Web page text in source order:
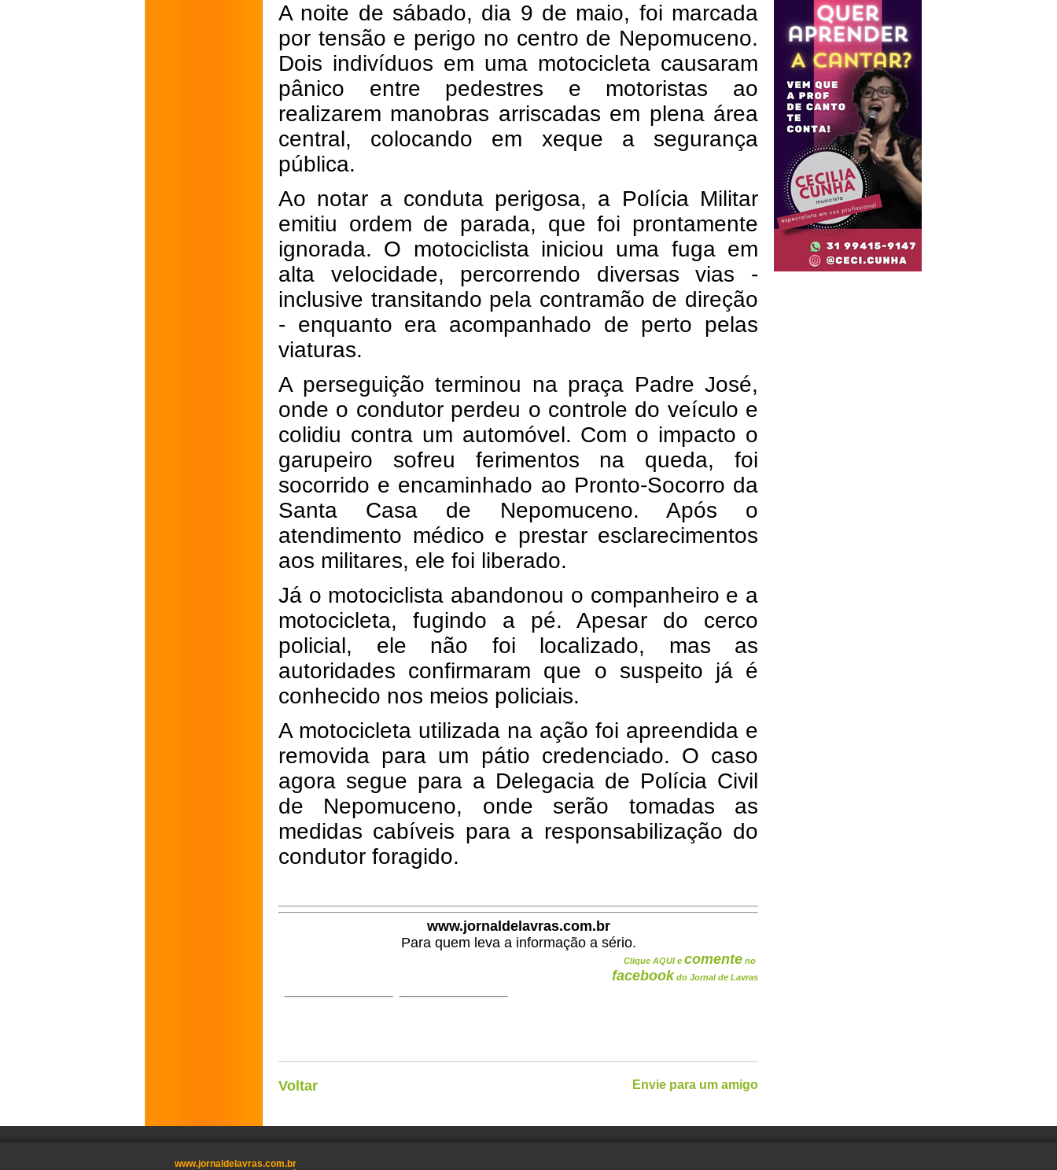
A noite de sábado, dia 9 de maio, foi marcada
por tensão e perigo no centro de Nepomuceno.
Dois indivíduos em uma motocicleta causaram
pânico entre pedestres e motoristas ao
realizarem manobras arriscadas em plena área
central, colocando em xeque a segurança
pública.
Ao notar a conduta perigosa, a Polícia Militar
emitiu ordem de parada, que foi prontamente
ignorada. O motociclista iniciou uma fuga em
alta velocidade, percorrendo diversas vias -
inclusive transitando pela contramão de direção
- enquanto era acompanhado de perto pelas
viaturas.
A perseguição terminou na praça Padre José,
onde o condutor perdeu o controle do veículo e
colidiu contra um automóvel. Com o impacto o
garupeiro sofreu ferimentos na queda, foi
socorrido e encaminhado ao Pronto-Socorro da
Santa Casa de Nepomuceno. Após o
atendimento médico e prestar esclarecimentos
aos militares, ele foi liberado.
Já o motociclista abandonou o companheiro e a
motocicleta, fugindo a pé. Apesar do cerco
policial, ele não foi localizado, mas as
autoridades confirmaram que o suspeito já é
conhecido nos meios policiais.
A motocicleta utilizada na ação foi apreendida e
removida para um pátio credenciado. O caso
agora segue para a Delegacia de Polícia Civil
de Nepomuceno, onde serão tomadas as
medidas cabíveis para a responsabilização do
condutor foragido.
www.jornaldelavras.com.br
Para quem leva a informação a sério.
Clique AQUI e comente no
facebook do Jornal de Lavras
Voltar Envie para um amigo
www.jornaldelavras.com.br